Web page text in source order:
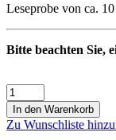
Leseprobe von ca. 10
Bitte beachten Sie,
In den Warenkorb
Zu Wunschliste